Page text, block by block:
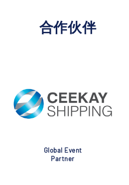
合作伙伴
Global Event
Partner